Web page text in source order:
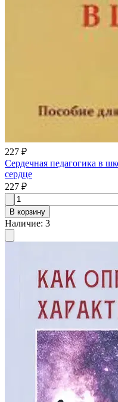
227 ₽
Сердечная педагогика в
сердце
227 ₽
В корзину
Наличие: 3